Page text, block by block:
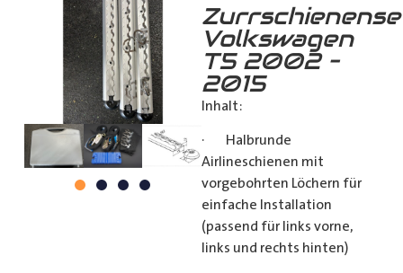
Volkswagen
T5 2002 –
2015
Inhalt:
· Halbrunde
Airlineschienen mit
vorgebohrten Löchern für
einfache Installation
(passend für links vorne,
links und rechts hinten)